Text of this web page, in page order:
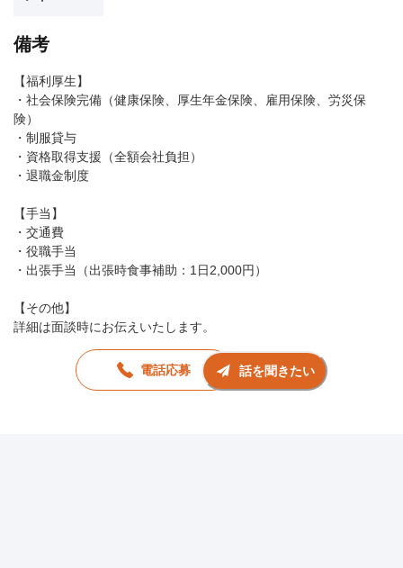
備考
【福利厚生】
・社会保険完備（健康保険、厚生年金保険、雇用保険、労災保
険）
・制服貸与
・資格取得支援（全額会社負担）
・退職金制度
【手当】
・交通費
・役職手当
・出張手当（出張時食事補助：1日2,000円）
【その他】
詳細は面談時にお伝えいたします。
電話応募 話を聞きたい